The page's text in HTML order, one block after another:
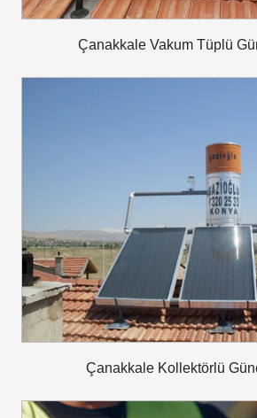
Çanakkale Vakum Tüplü
Çanakkale Kollektörlü